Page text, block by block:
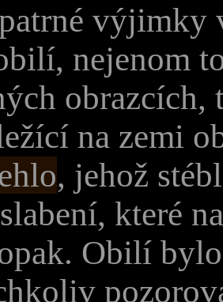
výjimky
nejenom
obrazcích,
na zemi
, jehož
které
Obilí